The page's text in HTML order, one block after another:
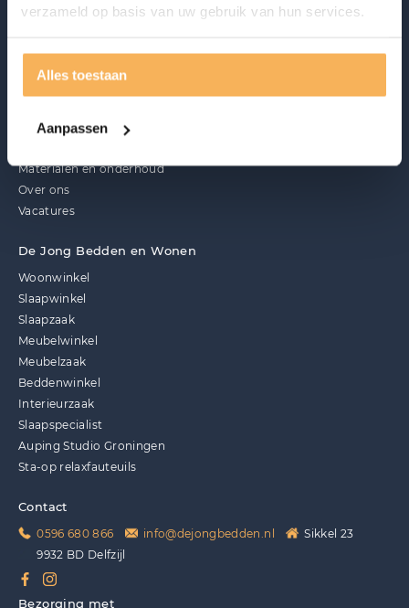
verzameld op basis van uw gebruik van hun services.
Alles toestaan
Aanpassen
Ontdek ook
Acties
Materialen en onderhoud
Over ons
Vacatures
De Jong Bedden en Wonen
Woonwinkel
Slaapwinkel
Slaapzaak
Meubelwinkel
Meubelzaak
Beddenwinkel
Interieurzaak
Slaapspecialist
Auping Studio Groningen
Sta-op relaxfauteuils
Contact
0596 680 866 info@dejongbedden.nl
Sikkel 23
9932 BD Delfzijl
Bezorging met